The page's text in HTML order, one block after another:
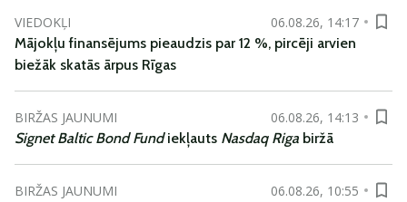
VIEDOKĻI
06.08.26, 14:17
Mājokļu finansējums pieaudzis par 12 %, pircēji arvien
biežāk skatās ārpus Rīgas
BIRŽAS JAUNUMI
06.08.26, 14:13
Signet Baltic Bond Fundiekļauts Nasdaq Riga biržā
BIRŽAS JAUNUMI
06.08.26, 10:55